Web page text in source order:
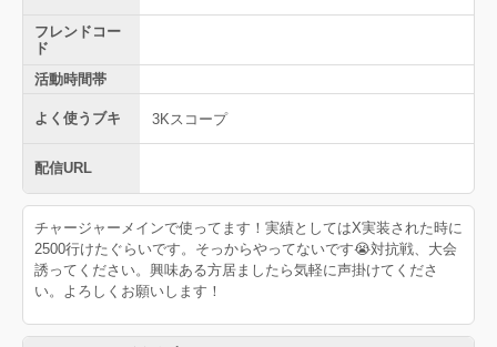
フレンドコー
ド
活動時間帯
よく使うブキ 3Kスコープ
配信URL
チャージャーメインで使ってます！実績としてはX実装された時に
2500行けたぐらいです。そっからやってないです😭対抗戦、大会
誘ってください。興味ある方居ましたら気軽に声掛けてくださ
い。よろしくお願いします！